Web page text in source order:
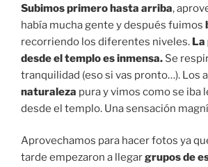
Subimos primero hasta arriba,
había mucha gente y después fuimos
recorriendo los diferentes niveles. La
desde el templo es inmensa. Se
tranquilidad (eso si vas pronto…). Los
naturaleza pura y vimos como se iba
desde el templo. Una sensación
Aprovechamos para hacer fotos ya
tarde empezaron a llegargrupos de